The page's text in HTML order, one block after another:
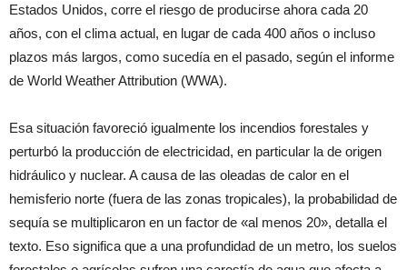
Estados Unidos, corre el riesgo de producirse ahora cada 20
años, con el clima actual, en lugar de cada 400 años o incluso
plazos más largos, como sucedía en el pasado, según el informe
de World Weather Attribution (WWA).
Esa situación favoreció igualmente los incendios forestales y
perturbó la producción de electricidad, en particular la de origen
hidráulico y nuclear. A causa de las oleadas de calor en el
hemisferio norte (fuera de las zonas tropicales), la probabilidad de
sequía se multiplicaron en un factor de «al menos 20», detalla el
texto. Eso significa que a una profundidad de un metro, los suelos